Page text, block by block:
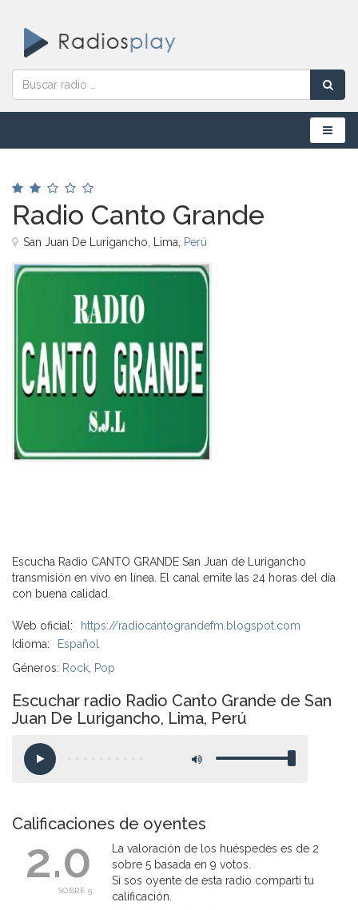
Menú
Radio Canto Grande
San Juan De Lurigancho, Lima, Perú
Escucha Radio CANTO GRANDE San Juan de Lurigancho
transmisión en vivo en línea. El canal emite las 24 horas del día
con buena calidad.
Web oficial:
https://radiocantograndefm.blogspot.com
Idioma:
Español
Géneros: Rock Pop
Escuchar radio Radio Canto Grande de San
Juan De Lurigancho, Lima, Perú
Calificaciones de oyentes
2.0
SOBRE 5
La valoración de los huéspedes es de 2
sobre 5 basada en 9 votos.
Si sos oyente de esta radio compartí tu
calificación.